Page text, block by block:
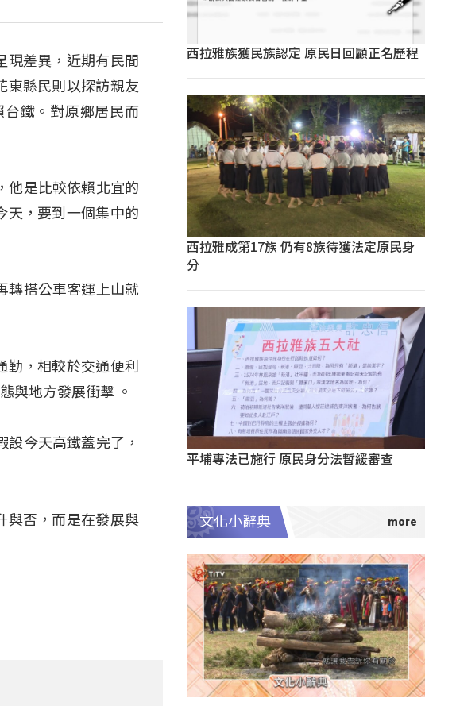
現差異，近期有民間
東縣民則以探訪親友
鐵。對原鄉居民而
他是比較依賴北宜的
天，要到一個集中的
轉搭公車客運上山就
，相較於交通便利
與地方發展衝擊 。
今天高鐵蓋完了，
與否，而是在發展與
西拉雅族獲民族認定 原民日回顧正名歷程
西拉雅成第17族 仍有8族待獲法定原民身
分
平埔專法已施行 原民身分法暫緩審查
文化小辭典